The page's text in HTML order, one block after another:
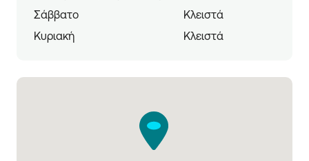
Σάββατο
Κλειστά
Κυριακή
Κλειστά